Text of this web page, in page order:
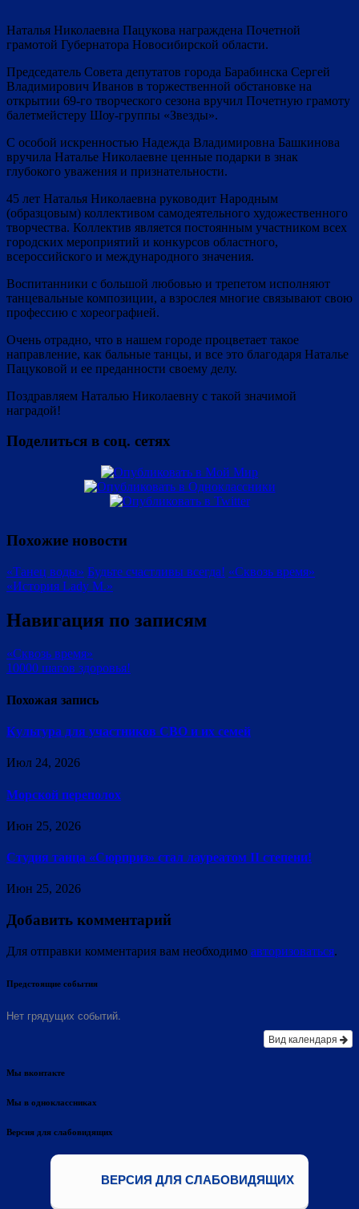
Наталья Николаевна Пацукова награждена Почетной
грамотой Губернатора Новосибирской области.
Председатель Совета депутатов города Барабинска Сергей
Владимирович Иванов в торжественной обстановке на
открытии 69-го творческого сезона вручил Почетную грамоту
балетмейстеру Шоу-группы «Звезды».
С особой искренностью Надежда Владимировна Башкинова
вручила Наталье Николаевне ценные подарки в знак
глубокого уважения и признательности.
45 лет Наталья Николаевна руководит Народным
(образцовым) коллективом самодеятельного художественного
творчества. Коллектив является постоянным участником всех
городских мероприятий и конкурсов областного,
всероссийского и международного значения.
Воспитанники с большой любовью и трепетом исполняют
танцевальные композиции, а взрослея многие связывают свою
профессию с хореографией.
Очень отрадно, что в нашем городе процветает такое
направление, как бальные танцы, и все это благодаря Наталье
Пацуковой и ее преданности своему делу.
Поздравляем Наталью Николаевну с такой значимой
наградой!
Поделиться в соц. сетях
Похожие новости
«Танец воды» Будьте счастливы всегда! «Сквозь время»
«История Lady M.»
Навигация по записям
«Сквозь время»
10000 шагов здоровья!
Похожая запись
Культура для участников СВО и их семей
Июл 24, 2026
Морской переполох
Июн 25, 2026
Студия танца «Сюрприз» стал лауреатом II степени!
Июн 25, 2026
Добавить комментарий
Для отправки комментария вам необходимо авторизоваться.
Предстоящие события
Нет грядущих событий.
Вид календаря
Мы вконтакте
Мы в одноклассниках
Версия для слабовидящих
ВЕРСИЯ ДЛЯ СЛАБОВИДЯЩИХ